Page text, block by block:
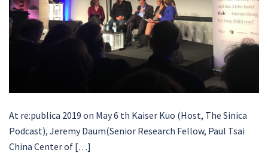
At re:publica 2019 on May 6 th Kaiser Kuo (Host, The Sinica
Podcast), Jeremy Daum(Senior Research Fellow, Paul Tsai
China Center of […]